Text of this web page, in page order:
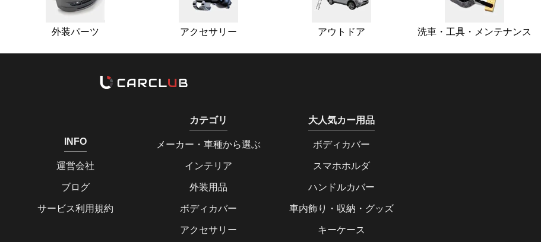
外装パーツ アクセサリー アウトドア 洗車・工具・メンテナンス
INFO
運営会社
ブログ
サービス利用規約
カテゴリ
メーカー・車種から選ぶ
インテリア
外装用品
ボディカバー
アクセサリー
大人気カー用品
ボディカバー
スマホホルダ
ハンドルカバー
車内飾り・収納・グッズ
キーケース